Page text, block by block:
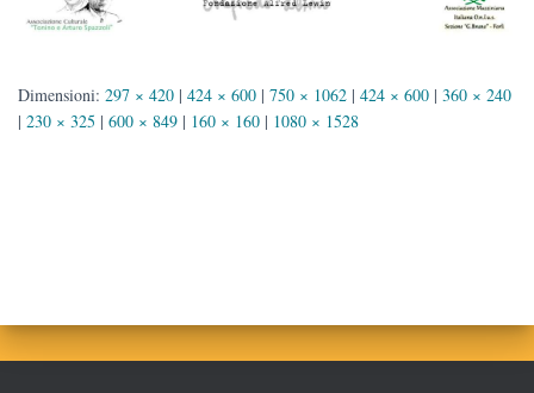
Dimensioni: 297 × 420 | 424 × 600 | 750 × 1062 | 424 × 600 | 360 × 240
| 230 × 325 | 600 × 849 | 160 × 160 | 1080 × 1528